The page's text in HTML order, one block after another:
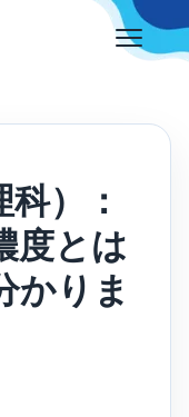
）：
度とは
かりま